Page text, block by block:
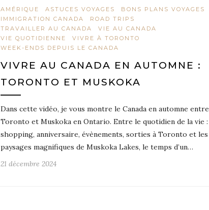
AMÉRIQUE ASTUCES VOYAGES
BONS PLANS VOYAGES
IMMIGRATION CANADA
ROAD TRIPS
TRAVAILLER AU CANADA
VIE AU CANADA
VIE QUOTIDIENNE
VIVRE À TORONTO
WEEK-ENDS DEPUIS LE CANADA
VIVRE AU CANADA EN AUTOMNE :
TORONTO ET MUSKOKA
Dans cette vidéo, je vous montre le Canada en automne entre
Toronto et Muskoka en Ontario. Entre le quotidien de la vie :
shopping, anniversaire, évènements, sorties à Toronto et les
paysages magnifiques de Muskoka Lakes, le temps d’un…
21 décembre 2024